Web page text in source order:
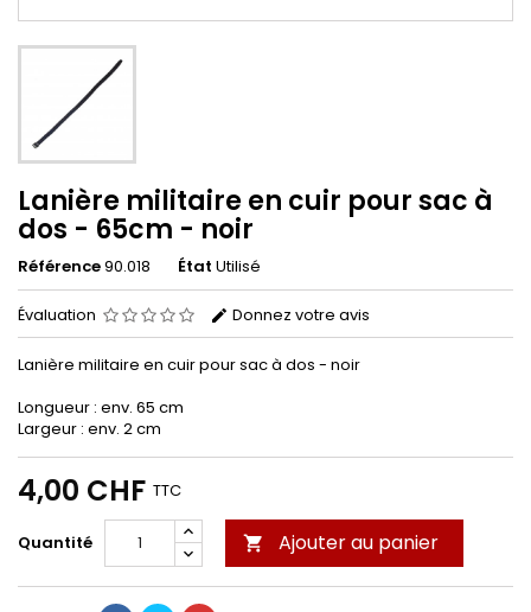
Lanière militaire en cuir pour sac à
dos - 65cm - noir
Référence90.018 État Utilisé
Évaluation Donnez votre avis
Lanière militaire en cuir pour sac à dos - noir
Longueur : env. 65 cm
Largeur : env. 2 cm
4,00 CHF TTC
Quantité  Ajouter au panier